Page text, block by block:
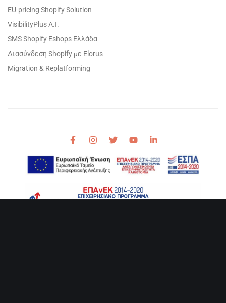
EU-pricing Shopify Solution
VisibilityPlus A.I.
SMS Shopify Eshops Ελλάδα
Διασύνδεση Shopify με Elorus
Migration & Replatforming